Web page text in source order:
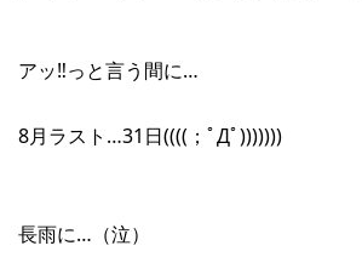
アッ‼︎っと言う間に…
8月ラスト…31日((((；ﾟДﾟ)))))))
長雨に…（泣）